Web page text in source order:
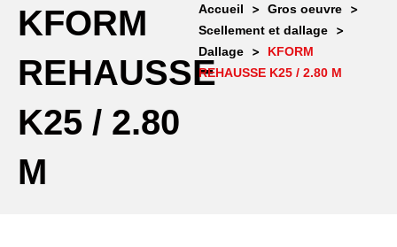
KFORM
REHAUSSE
K25 / 2.80
M
Accueil > Gros oeuvre >
Scellement et dallage >
Dallage >
KFORM
REHAUSSE K25 / 2.80 M